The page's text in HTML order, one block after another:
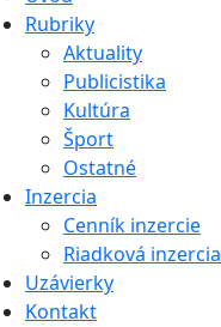
Rubriky
Aktuality
Publicistika
Kultúra
Šport
Ostatné
Inzercia
Cenník inzercie
Riadková inzercia
Uzávierky
Kontakt